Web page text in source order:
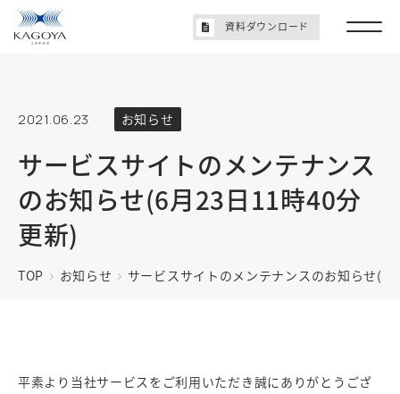
2021.06.23 お知らせ
サービスサイトのメンテナンス
のお知らせ(6月23日11時40分
更新)
TOP お知らせ サービスサイトのメンテナンスのお知らせ(6
平素より当社サービスをご利用いただき誠にありがとうござ
資料ダウンロード